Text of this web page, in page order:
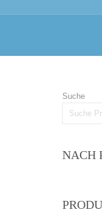
Suche
NACH